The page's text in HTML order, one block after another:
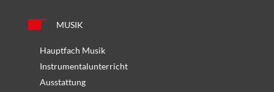
MUSIK
Hauptfach Musik
Instrumentalunterricht
Ausstattung